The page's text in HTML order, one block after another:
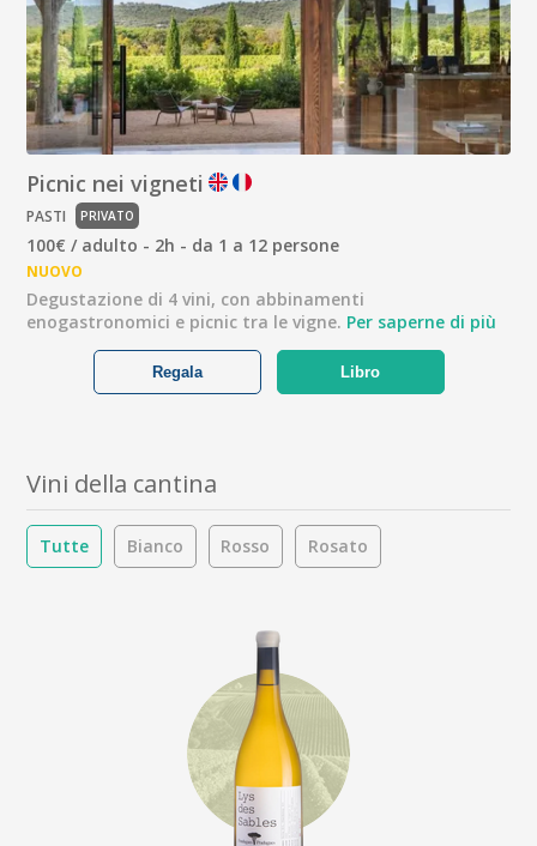
Picnic nei vigneti
PASTI PRIVATO
100€ / adulto - 2h - da 1 a 12 persone
NUOVO
Degustazione di 4 vini, con abbinamenti
enogastronomici e picnic tra le vigne. Per saperne di più
Libro
Regala
Vini della cantina
Tutte Bianco Rosso Rosato